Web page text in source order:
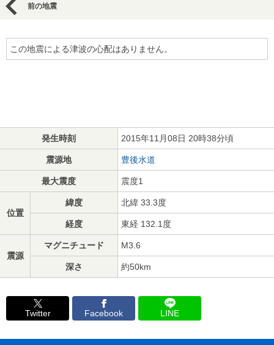
前の地震
この地震による津波の心配はありません。
発生時刻 2015年11月08日 20時38分頃
震源地 豊後水道
最大震度 震度1
位置
緯度 北緯 33.3度
経度 東経 132.1度
震源
マグニチュード M3.6
深さ 約50km
Twitter Facebook LINE